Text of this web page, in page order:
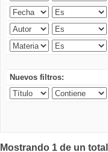
Nuevos filtros:
Mostrando 1 de un